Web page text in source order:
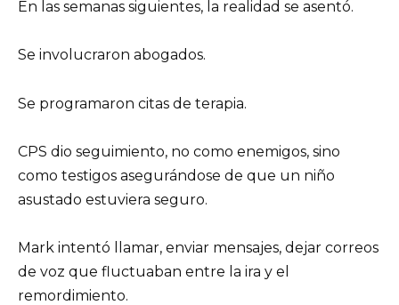
En las semanas siguientes, la realidad se asentó.
Se involucraron abogados.
Se programaron citas de terapia.
CPS dio seguimiento, no como enemigos, sino
como testigos asegurándose de que un niño
asustado estuviera seguro.
Mark intentó llamar, enviar mensajes, dejar correos
de voz que fluctuaban entre la ira y el
remordimiento.